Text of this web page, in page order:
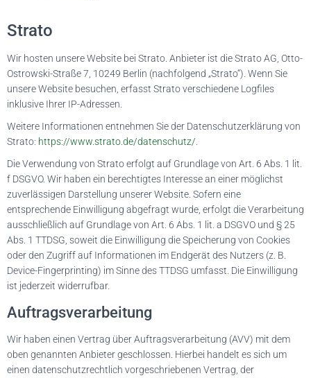
Strato
Wir hosten unsere Website bei Strato. Anbieter ist die Strato AG, Otto-
Ostrowski-Straße 7, 10249 Berlin (nachfolgend „Strato“). Wenn Sie
unsere Website besuchen, erfasst Strato verschiedene Logfiles
inklusive Ihrer IP-Adressen.
Weitere Informationen entnehmen Sie der Datenschutzerklärung von
Strato: https://www.strato.de/datenschutz/
Die Verwendung von Strato erfolgt auf Grundlage von Art. 6 Abs. 1 lit.
f DSGVO. Wir haben ein berechtigtes Interesse an einer möglichst
zuverlässigen Darstellung unserer Website. Sofern eine
entsprechende Einwilligung abgefragt wurde, erfolgt die Verarbeitung
ausschließlich auf Grundlage von Art. 6 Abs. 1 lit. a DSGVO und § 25
Abs. 1 TTDSG, soweit die Einwilligung die Speicherung von Cookies
oder den Zugriff auf Informationen im Endgerät des Nutzers (z. B.
Device-Fingerprinting) im Sinne des TTDSG umfasst. Die Einwilligung
ist jederzeit widerrufbar.
Auftragsverarbeitung
Wir haben einen Vertrag über Auftragsverarbeitung (AVV) mit dem
oben genannten Anbieter geschlossen. Hierbei handelt es sich um
einen datenschutzrechtlich vorgeschriebenen Vertrag, der